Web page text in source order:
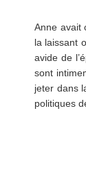
Anne avait
la laissant
avide de
sont
jeter dans
politiques